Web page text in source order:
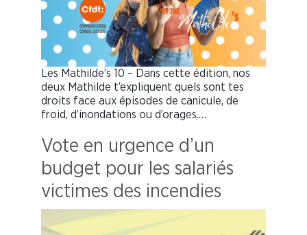
Les Mathilde’s 10 – Dans cette édition, nos
deux Mathilde t’expliquent quels sont tes
droits face aux épisodes de canicule, de
froid, d’inondations ou d’orages.…
Vote en urgence d’un
budget pour les salariés
victimes des incendies